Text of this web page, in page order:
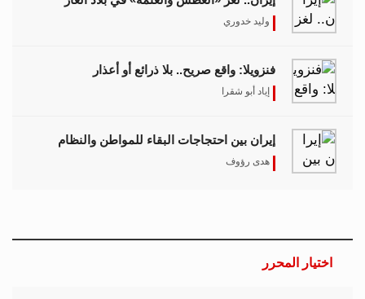
وليد خدوري
فنزويلا: واقع صريح.. بلا ذرائع أو أعذار
إياد أبو شقرا
إيران بين احتجاجات البقاء للمواطن والنظام
هدى رؤوف
اختيار المحرر